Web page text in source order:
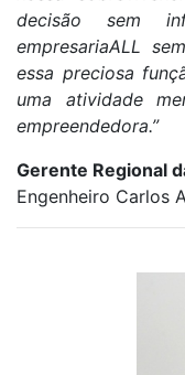
decisão sem
empresariaALL
essa preciosa
uma atividade
empreendedora.”
Gerente Regional
Engenheiro Carlos